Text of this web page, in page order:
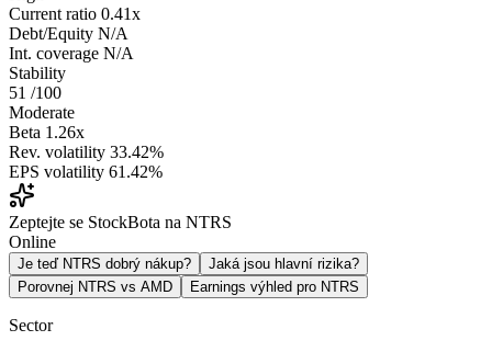
Current ratio 0.41x
Debt/Equity N/A
Int. coverage N/A
Stability
51 /100
Moderate
Beta 1.26x
Rev. volatility 33.42%
EPS volatility 61.42%
Zeptejte se StockBota na NTRS
Online
Je teď NTRS dobrý nákup?
Jaká jsou hlavní rizika?
Porovnej NTRS vs AMD
Earnings výhled pro NTRS
Sector